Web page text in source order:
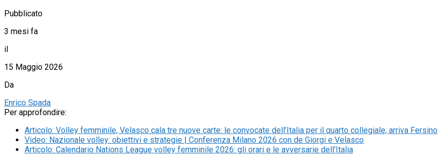
Pubblicato
3 mesi fa
il
15 Maggio 2026
Da
Enrico Spada
Per approfondire:
Articolo: Volley femminile, Velasco cala tre nuove carte: le convocate dell’Italia per il quarto collegiale, arriva Fersino
Video: Nazionale volley: obiettivi e strategie | Conferenza Milano 2026 con de Giorgi e Velasco
Articolo: Calendario Nations League volley femminile 2026: gli orari e le avversarie dell’Italia